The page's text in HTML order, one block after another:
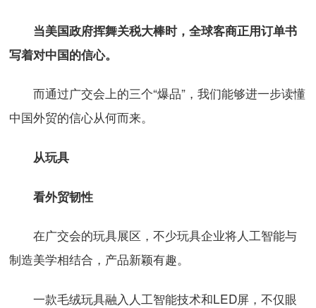
当美国政府挥舞关税大棒时，全球客商正用订单书
写着对中国的信心。
而通过广交会上的三个“爆品”，我们能够进一步读懂
中国外贸的信心从何而来。
从玩具
看外贸韧性
在广交会的玩具展区，不少玩具企业将人工智能与
制造美学相结合，产品新颖有趣。
一款毛绒玩具融入人工智能技术和LED屏，不仅眼